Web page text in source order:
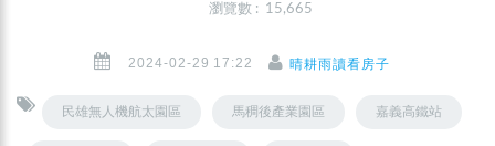
瀏覽數 : 15,665
2024-02-29 17:22 晴耕雨讀看房子
民雄無人機航太園區 馬稠後產業園區 嘉義高鐵站